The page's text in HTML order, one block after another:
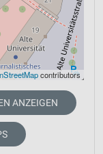
contributors
ANZEIGEN